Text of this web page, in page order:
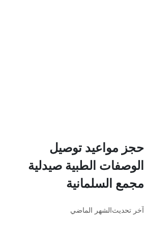
حجز مواعيد توصيل
الوصفات الطبية صيدلية
مجمع السلمانية
آخر تحديث الشهر الماضي